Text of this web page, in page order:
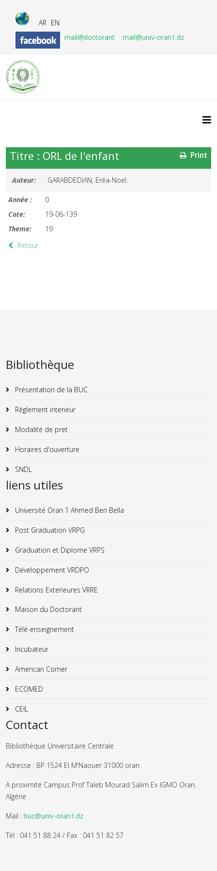
AR EN
mail@doctorant
mail@univ-oran1.dz
Print
Titre : ORL de l'enfant
Auteur: GARABDEDIAN, Eréa-Noel.
Année :
0
Cote:
19-06-139
Theme:
19
Retour
Bibliothèque
Présentation de la BUC
Réglement interieur
Modalité de pret
Horaires d'ouverture
SNDL
liens utiles
Université Oran 1 Ahmed Ben Bella
Post Graduation VRPG
Graduation et Diplome VRPS
Développement VRDPO
Relations Exterieures VRRE
Maison du Doctorant
Télé-enseignement
Incubateur
American Corner
ECOMED
CEIL
Contact
Bibliothèque Universitaire Centrale
Adresse : BP 1524 El M'Naouer 31000 oran
A proximité Campus Prof Taleb Mourad Salim Ex IGMO Oran.
Algérie
Mail : buc@univ-oran1.dz
Tél : 041 51 88 24 / Fax : 041 51 82 57